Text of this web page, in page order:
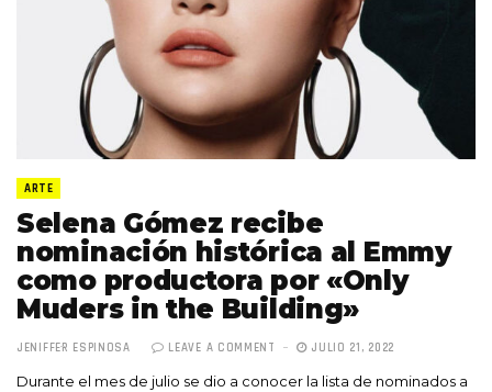
ARTE
Selena Gómez recibe
nominación histórica al Emmy
como productora por «Only
Muders in the Building»
JENIFFER ESPINOSA LEAVE A COMMENT JULIO 21, 2022
Durante el mes de julio se dio a conocer la lista de nominados a